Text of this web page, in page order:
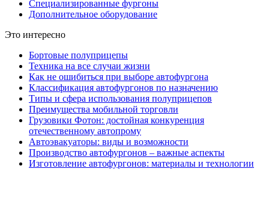
Специализированные фургоны
Дополнительное оборудование
Это интересно
Бортовые пoлуприцепы
Техника на все случаи жизни
Как не ошибиться при выборе автофургона
Классификация автофургонов по назначению
Типы и сфера использования полуприцепов
Преимущества мобильной торговли
Грузовики Фотон: достойная конкуренция
отечественному автопрому
Автоэвакуаторы: виды и возможности
Производство автофургонов – важные аспекты
Изготовление автофургонов: материалы и технологии